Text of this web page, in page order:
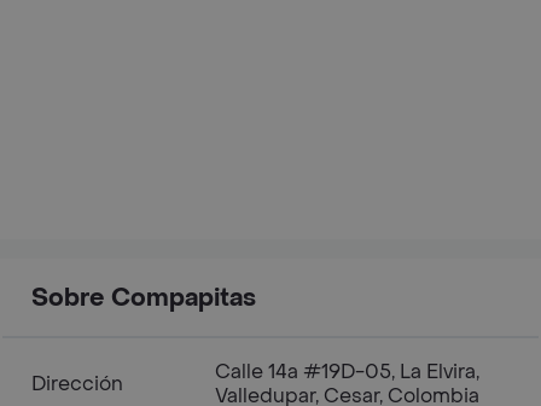
Sobre Compapitas
Dirección
Calle 14a #19D-05, La Elvira,
Valledupar, Cesar, Colombia